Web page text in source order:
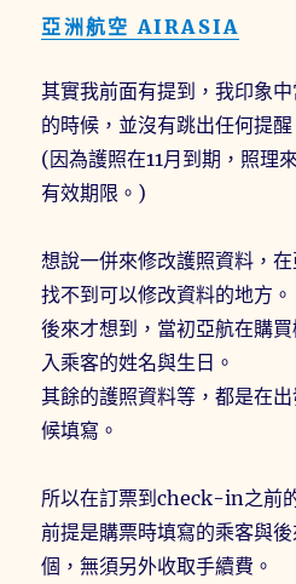
亞洲航空 AIRASIA
其實我前面有提到，我印象
的時候，並沒有跳出任何提醒
(因為護照在11月到期，照理
有效期限。)
想說一併來修改護照資料，
找不到可以修改資料的地方。
後來才想到，當初亞航在購
入乘客的姓名與生日。
其餘的護照資料等，都是在
候填寫。
所以在訂票到check-in之前
前提是購票時填寫的乘客與
個，無須另外收取手續費。